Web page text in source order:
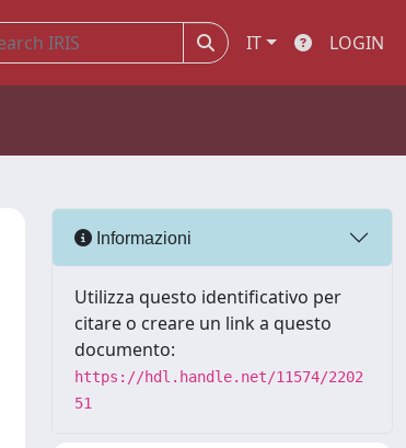
IT LOGIN
Informazioni
Utilizza questo identificativo per
citare o creare un link a questo
documento:
https://hdl.handle.net/11574/2202
51